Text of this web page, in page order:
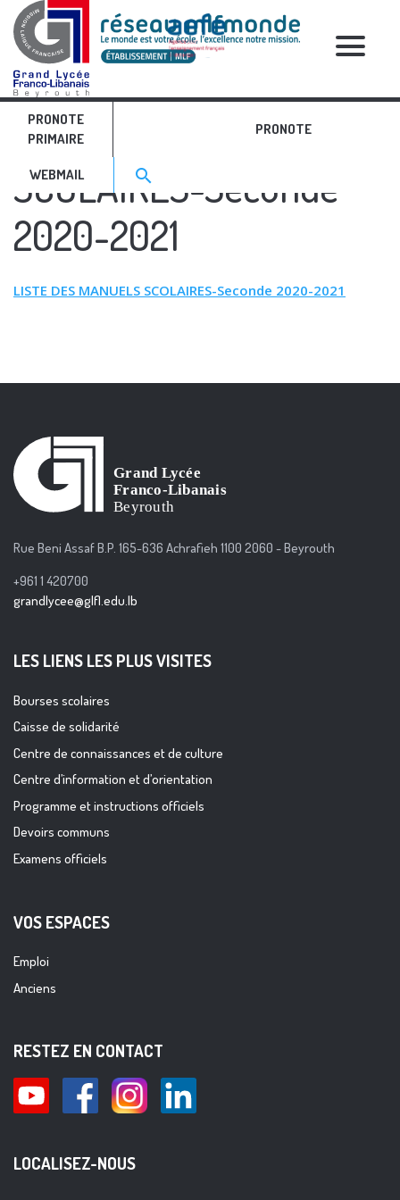
PRONOTE
PRIMAIRE
PRONOTE
WEBMAIL Search for:>
search
RELATIVE POSTS
LISTE DES MANUELS
SCOLAIRES-Seconde
2020-2021
LISTE DES MANUELS SCOLAIRES-Seconde 2020-2021
Rue Beni Assaf B.P. 165-636 Achrafieh 1100 2060 - Beyrouth
+961 1 420700
grandlycee@glfl.edu.lb
LES LIENS LES PLUS VISITES
Bourses scolaires
Caisse de solidarité
Centre de connaissances et de culture
Centre d’information et d’orientation
Programme et instructions officiels
Devoirs communs
Examens officiels
VOS ESPACES
Emploi
Anciens
RESTEZ EN CONTACT
LOCALISEZ-NOUS